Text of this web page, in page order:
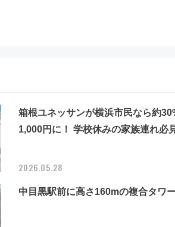
箱根ユネッサンが横浜市民なら約
1,000円に！ 学校休みの家族連れ必
2026.05.28
中目黒駅前に高さ160mの複合タワ